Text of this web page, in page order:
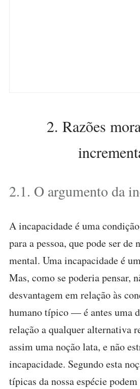
2. Razões
2.1. O argumento da
A incapacidade é uma
para a pessoa, que pode ser de
mental. Uma incapacidade é
Mas, como se poderia pensar,
desvantagem em relação às
humano típico — é antes uma
relação a qualquer alternativa
assim uma noção lata, e não
incapacidade. Segundo esta
típicas da nossa espécie